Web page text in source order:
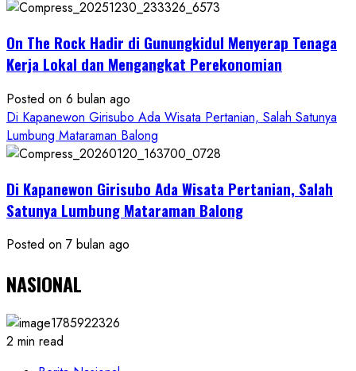
On The Rock Hadir di Gunungkidul Menyerap Tenaga
Kerja Lokal dan Mengangkat Perekonomian
Posted on 6 bulan ago
Di Kapanewon Girisubo Ada Wisata Pertanian, Salah Satunya
Lumbung Mataraman Balong
Di Kapanewon Girisubo Ada Wisata Pertanian, Salah
Satunya Lumbung Mataraman Balong
Posted on 7 bulan ago
NASIONAL
2 min read